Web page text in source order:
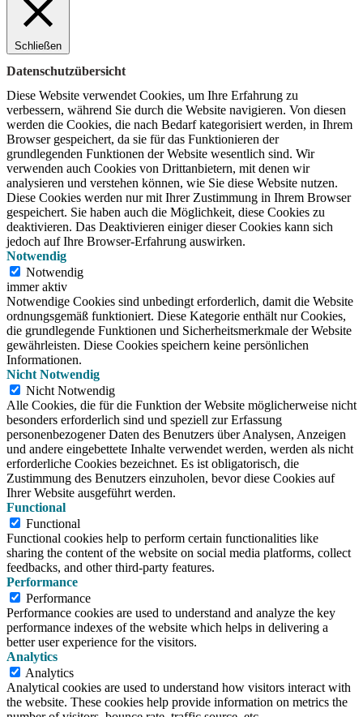
Schließen
Datenschutzübersicht
Diese Website verwendet Cookies, um Ihre Erfahrung zu
verbessern, während Sie durch die Website navigieren. Von diesen
werden die Cookies, die nach Bedarf kategorisiert werden, in Ihrem
Browser gespeichert, da sie für das Funktionieren der
grundlegenden Funktionen der Website wesentlich sind. Wir
verwenden auch Cookies von Drittanbietern, mit denen wir
analysieren und verstehen können, wie Sie diese Website nutzen.
Diese Cookies werden nur mit Ihrer Zustimmung in Ihrem Browser
gespeichert. Sie haben auch die Möglichkeit, diese Cookies zu
deaktivieren. Das Deaktivieren einiger dieser Cookies kann sich
jedoch auf Ihre Browser-Erfahrung auswirken.
Notwendig
Notwendig
immer aktiv
Notwendige Cookies sind unbedingt erforderlich, damit die Website
ordnungsgemäß funktioniert. Diese Kategorie enthält nur Cookies,
die grundlegende Funktionen und Sicherheitsmerkmale der Website
gewährleisten. Diese Cookies speichern keine persönlichen
Informationen.
Nicht Notwendig
Nicht Notwendig
Alle Cookies, die für die Funktion der Website möglicherweise nicht
besonders erforderlich sind und speziell zur Erfassung
personenbezogener Daten des Benutzers über Analysen, Anzeigen
und andere eingebettete Inhalte verwendet werden, werden als nicht
erforderliche Cookies bezeichnet. Es ist obligatorisch, die
Zustimmung des Benutzers einzuholen, bevor diese Cookies auf
Ihrer Website ausgeführt werden.
Functional
Functional
Functional cookies help to perform certain functionalities like
sharing the content of the website on social media platforms, collect
feedbacks, and other third-party features.
Performance
Performance
Performance cookies are used to understand and analyze the key
performance indexes of the website which helps in delivering a
better user experience for the visitors.
Analytics
Analytics
Analytical cookies are used to understand how visitors interact with
the website. These cookies help provide information on metrics the